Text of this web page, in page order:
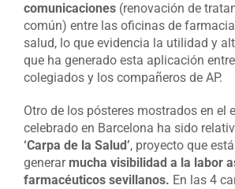
comunicaciones (renovación de
común) entre las oficinas de
salud, lo que evidencia la utilidad y
que ha generado esta aplicación
colegiados y los compañeros de AP.
Otro de los pósteres mostrados en el
celebrado en Barcelona ha sido
‘Carpa de la Salud’, proyecto que
generarmucha visibilidad a la labor
farmacéuticos sevillanos. En las 4